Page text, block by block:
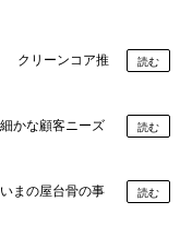
クリーンコア推
読む
かな顧客ニーズ
読む
まの屋台骨の事
読む